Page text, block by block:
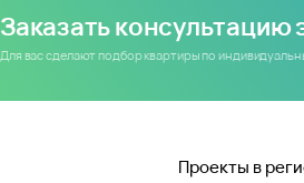
Заказать
Для вас сделают подбор квартиры по
Проекты в